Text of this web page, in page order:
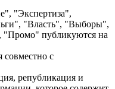
"Экспертиза",
"Власть", "Выборы",
"Промо" публикуются на
совместно с
републикация и